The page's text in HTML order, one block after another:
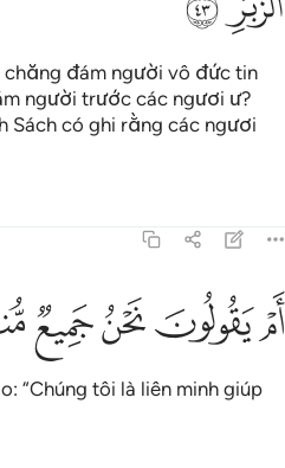
chăng đám người vô đức tin
người trước các ngươi ư?
Sách có ghi rằng các ngươi
ام يقولون نحن جميع منتصر ٤٤
أَمْ يَقُولُونَ نَحْنُ جَمِيعٌۭ مُّنتَصِرٌۭ ٤٤
ﲹﲺﲻﲼ
“Chúng tôi là liên minh giúp